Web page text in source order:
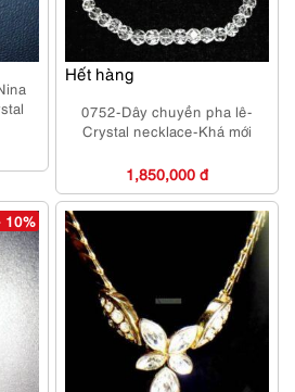
Hết hàng
0752-Dây chuyền pha lê-
Crystal necklace-Khá mới
1,850,000 đ
10%